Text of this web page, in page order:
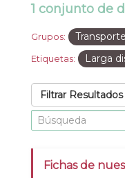
1 conjunto de
Grupos: Transporte
Etiquetas: Larga
Filtrar Resultados
Fichas de